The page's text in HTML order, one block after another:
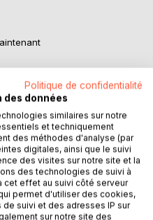
PANIERPolitique de confidentialité
données
similaires sur notre
et techniquement
des méthodes d'analyse (par
digitales, ainsi que le suivi
des visites sur notre site et la
des technologies de suivi à
cet effet au suivi côté serveur
permet d'utiliser des cookies,
suivi et des adresses IP sur
sur notre site des